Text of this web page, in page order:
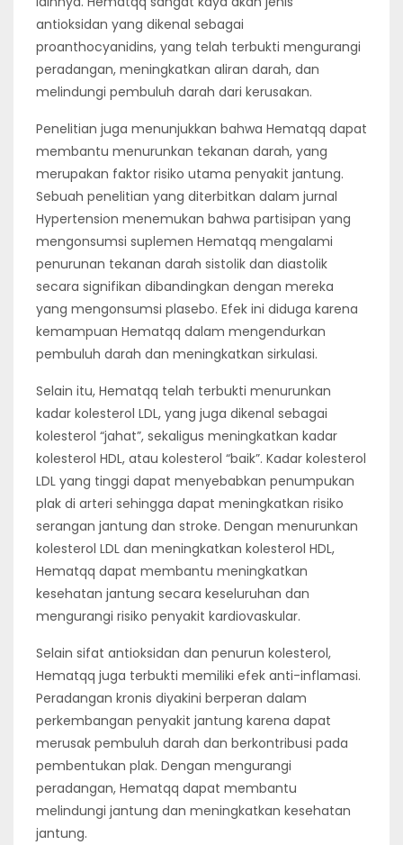
antioksidan yang dikenal sebagai
proanthocyanidins, yang telah terbukti mengurangi
peradangan, meningkatkan aliran darah, dan
melindungi pembuluh darah dari kerusakan.
Penelitian juga menunjukkan bahwa Hematqq dapat
membantu menurunkan tekanan darah, yang
merupakan faktor risiko utama penyakit jantung.
Sebuah penelitian yang diterbitkan dalam jurnal
Hypertension menemukan bahwa partisipan yang
mengonsumsi suplemen Hematqq mengalami
penurunan tekanan darah sistolik dan diastolik
secara signifikan dibandingkan dengan mereka
yang mengonsumsi plasebo. Efek ini diduga karena
kemampuan Hematqq dalam mengendurkan
pembuluh darah dan meningkatkan sirkulasi.
Selain itu, Hematqq telah terbukti menurunkan
kadar kolesterol LDL, yang juga dikenal sebagai
kolesterol “jahat”, sekaligus meningkatkan kadar
kolesterol HDL, atau kolesterol “baik”. Kadar kolesterol
LDL yang tinggi dapat menyebabkan penumpukan
plak di arteri sehingga dapat meningkatkan risiko
serangan jantung dan stroke. Dengan menurunkan
kolesterol LDL dan meningkatkan kolesterol HDL,
Hematqq dapat membantu meningkatkan
kesehatan jantung secara keseluruhan dan
mengurangi risiko penyakit kardiovaskular.
Selain sifat antioksidan dan penurun kolesterol,
Hematqq juga terbukti memiliki efek anti-inflamasi.
Peradangan kronis diyakini berperan dalam
perkembangan penyakit jantung karena dapat
merusak pembuluh darah dan berkontribusi pada
pembentukan plak. Dengan mengurangi
peradangan, Hematqq dapat membantu
melindungi jantung dan meningkatkan kesehatan
jantung.